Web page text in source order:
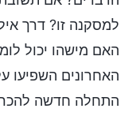
למסקנה זו? דרך
האם מישהו יכול
האחרונים השפיעו
התחלה חדשה